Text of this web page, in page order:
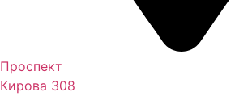
Проспект
Кирова 308